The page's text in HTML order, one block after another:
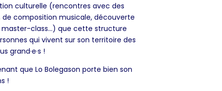
culturelle (rencontres avec des
de composition musicale, découverte
class…) que cette structure
qui vivent sur son territoire des
grand·e·s !
que Lo Bolegason porte bien son
!